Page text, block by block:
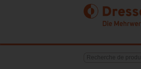
Recherche de produit